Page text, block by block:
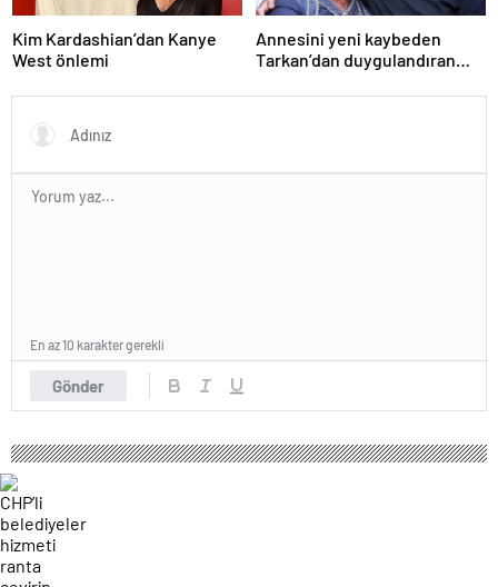
Kim Kardashian’dan Kanye
West önlemi
Annesini yeni kaybeden
Tarkan’dan duygulandıran
yaşananları ilk kez anlattı
Gönder
En az 10 karakter gerekli